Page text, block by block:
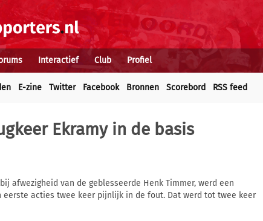
Interactief Club Profiel
E-zine Twitter Facebook Bronnen Scorebord RSS feed
Ekramy in de basis
afwezigheid van de geblesseerde Henk Timmer, werd een
eerste acties twee keer pijnlijk in de fout. Dat werd tot twee keer